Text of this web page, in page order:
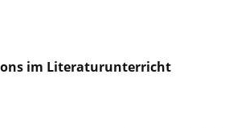
im Literaturunterricht